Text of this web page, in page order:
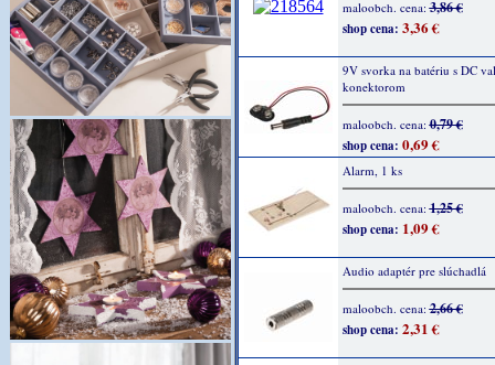
maloobch. cena:3,86 €
shop cena: 3,36 €
9V svorka na batériu s DC
konektorom
maloobch. cena:0,79 €
shop cena: 0,69 €
Alarm, 1 ks
maloobch. cena:1,25 €
shop cena: 1,09 €
Audio adaptér pre slúchadlá
maloobch. cena:2,66 €
shop cena: 2,31 €